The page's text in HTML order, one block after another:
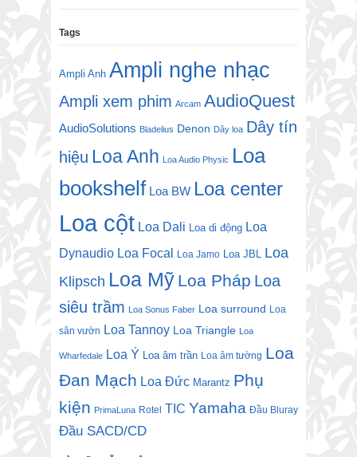
Tags
Ampli Anh Ampli nghe nhạc
Ampli xem phim Arcam AudioQuest
AudioSolutions Bladelius Denon Dây loa Dây tín
hiệu Loa Anh Loa Audio Physic Loa
bookshelf Loa BW Loa center
Loa cột Loa Dali Loa di động Loa
Dynaudio Loa Focal Loa Jamo Loa JBL Loa
Klipsch Loa Mỹ Loa Pháp Loa
siêu trầm
Loa Sonus Faber Loa surround Loa
sân vườn Loa Tannoy Loa Triangle Loa
Wharfedale Loa Ý Loa âm trần Loa âm tường Loa
Đan Mạch Loa Đức Marantz Phụ
kiện PrimaLuna Rotel TIC Yamaha Đầu Bluray
Đầu SACD/CD